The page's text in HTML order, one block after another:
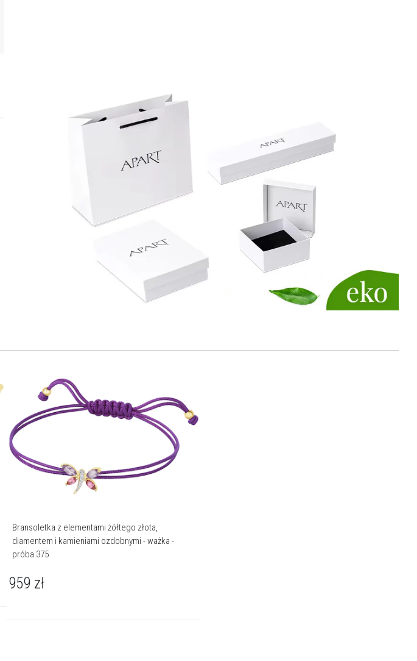
Bransoletka z elementami żółtego złota,
diamentem i kamieniami ozdobnymi - ważka -
próba 375
959 zł